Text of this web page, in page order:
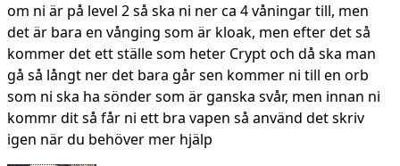
om ni är på level 2 så ska ni ner ca 4 våningar till, men
det är bara en vånging som är kloak, men efter det så
kommer det ett ställe som heter Crypt och då ska man
gå så långt ner det bara går sen kommer ni till en orb
som ni ska ha sönder som är ganska svår, men innan ni
kommr dit så får ni ett bra vapen så använd det skriv
igen när du behöver mer hjälp